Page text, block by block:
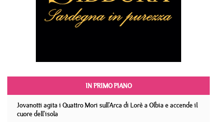
IN PRIMO PIANO
Jovanotti agita i Quattro Mori sull'Arca di Lorè a Olbia e accende il
cuore dell'isola